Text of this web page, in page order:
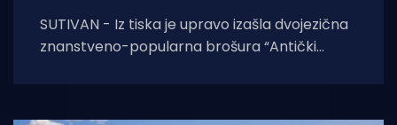
SUTIVAN - Iz tiska je upravo izašla dvojezična
znanstveno-popularna brošura “Antički
Shipwreck off the Coast